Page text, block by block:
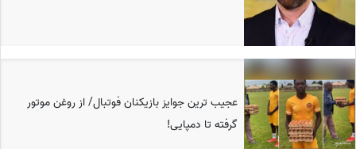
عجیب ترین جوایز بازیکنان فوتبال/ از روغن موتور
گرفته تا دمپایی!